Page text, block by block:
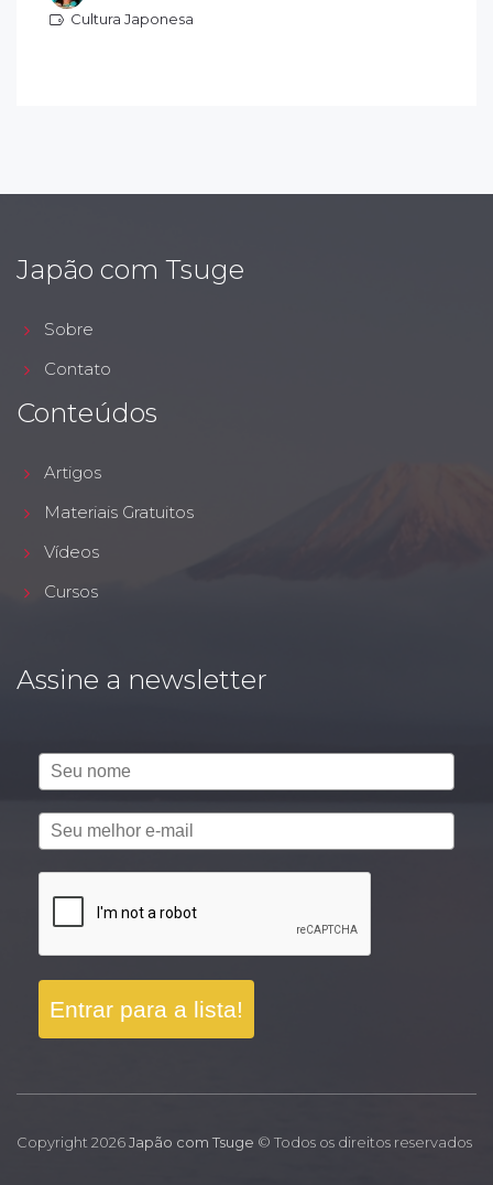
Cultura Japonesa
Japão com Tsuge
Sobre
Contato
Conteúdos
Artigos
Materiais Gratuitos
Vídeos
Cursos
Assine a newsletter
Entrar para a lista!
Copyright 2026Japão com Tsuge © Todos os direitos reservados